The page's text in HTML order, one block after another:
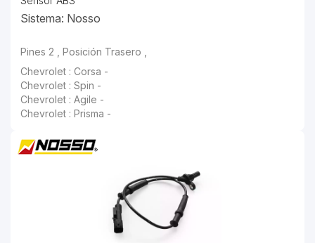
Sistema: Nosso
Pines 2 , Posición Trasero ,
Chevrolet : Corsa -
Chevrolet : Spin -
Chevrolet : Agile -
Chevrolet : Prisma -